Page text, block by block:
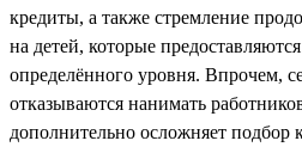
кредиты, а также стремление
на детей, которые
определённого уровня. Впрочем,
отказываются нанимать
дополнительно осложняет подбор